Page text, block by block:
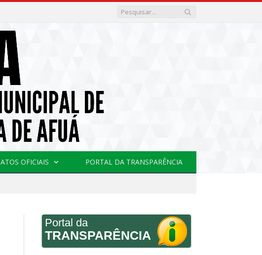
ATOS OFICIAIS PORTAL DA TRANSPARÊNCIA
Portal da
TRANSPARÊNCIA